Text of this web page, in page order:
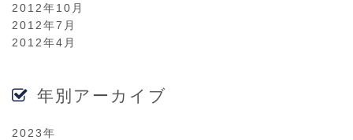
2012年10月
2012年7月
2012年4月
年別アーカイブ
2023年